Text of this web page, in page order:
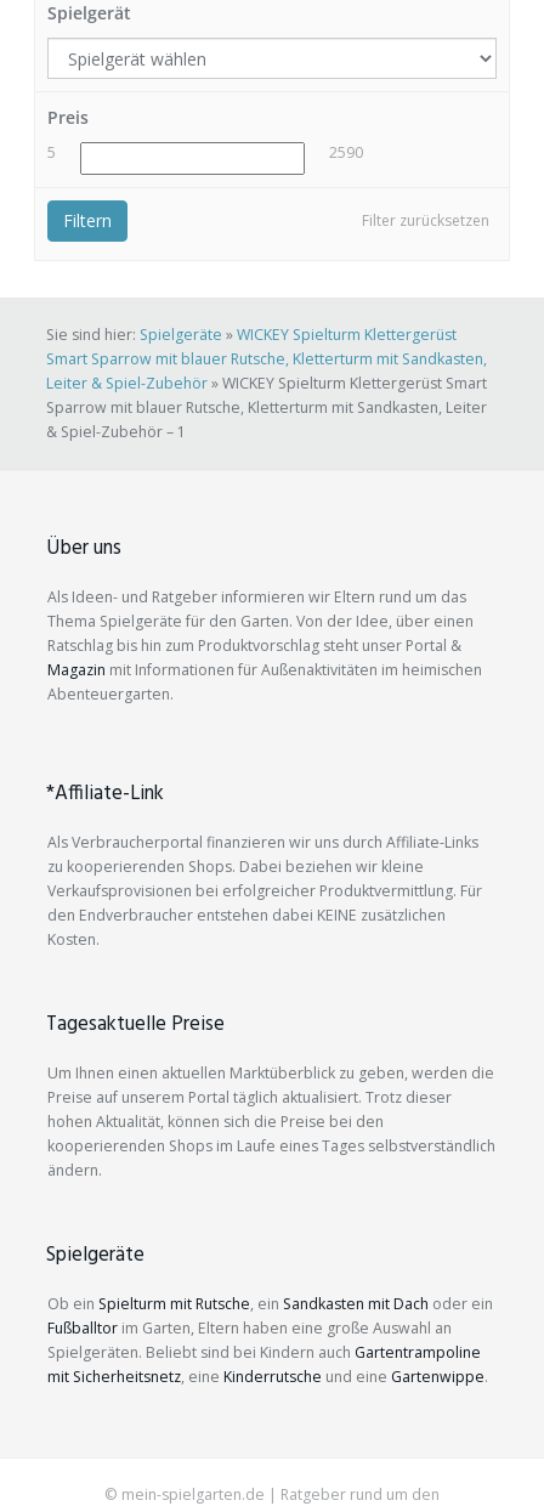
Spielgerät
Preis
5 2590
Filter zurücksetzen
Filtern
Sie sind hier: Spielgeräte »WICKEY Spielturm Klettergerüst
Smart Sparrow mit blauer Rutsche, Kletterturm mit Sandkasten,
Leiter & Spiel-Zubehör»WICKEY Spielturm Klettergerüst Smart
Sparrow mit blauer Rutsche, Kletterturm mit Sandkasten, Leiter
& Spiel-Zubehör – 1
Über uns
Als Ideen- und Ratgeber informieren wir Eltern rund um das
Thema Spielgeräte für den Garten. Von der Idee, über einen
Ratschlag bis hin zum Produktvorschlag steht unser Portal &
Magazin mit Informationen für Außenaktivitäten im heimischen
Abenteuergarten.
*Affiliate-Link
Als Verbraucherportal finanzieren wir uns durch Affiliate-Links
zu kooperierenden Shops. Dabei beziehen wir kleine
Verkaufsprovisionen bei erfolgreicher Produktvermittlung. Für
den Endverbraucher entstehen dabei KEINE zusätzlichen
Kosten.
Tagesaktuelle Preise
Um Ihnen einen aktuellen Marktüberblick zu geben, werden die
Preise auf unserem Portal täglich aktualisiert. Trotz dieser
hohen Aktualität, können sich die Preise bei den
kooperierenden Shops im Laufe eines Tages selbstverständlich
ändern.
Spielgeräte
Ob ein Spielturm mit Rutsche, ein Sandkasten mit Dach oder ein
Fußballtor im Garten, Eltern haben eine große Auswahl an
Spielgeräten. Beliebt sind bei Kindern auch Gartentrampoline
mit Sicherheitsnetz, eine Kinderrutsche und eine Gartenwippe.
© mein-spielgarten.de | Ratgeber rund um den